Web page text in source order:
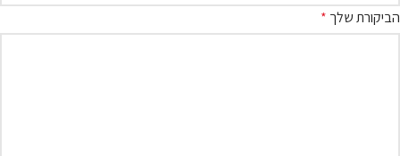
הביקורת שלך *